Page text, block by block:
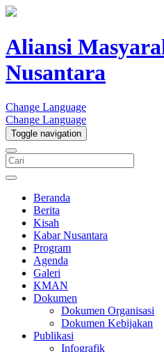
Aliansi
Nusantara
Change Language
Change Language
Toggle navigation
Beranda
Berita
Kisah
Kabar Nusantara
Program
Agenda
Galeri
KMAN
Dokumen
Dokumen Organisasi
Dokumen Kebijakan
Publikasi
Infografik